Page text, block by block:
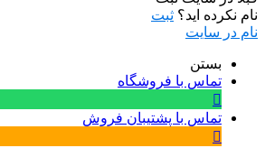
نام نکرده اید؟ ثبت
نام در سایت
بستن
تماس با فروشگاه
تماس با پشتیبان فروش